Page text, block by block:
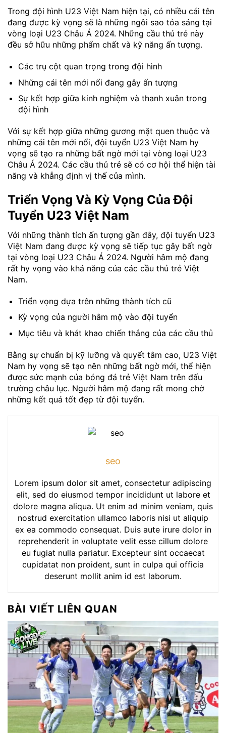
Trong đội hình U23 Việt Nam hiện tại, có nhiều cái tên
đang được kỳ vọng sẽ là những ngôi sao tỏa sáng tại
vòng loại U23 Châu Á 2024. Những cầu thủ trẻ này
đều sở hữu những phẩm chất và kỹ năng ấn tượng.
Các trụ cột quan trọng trong đội hình
Những cái tên mới nổi đang gây ấn tượng
Sự kết hợp giữa kinh nghiệm và thanh xuân trong
đội hình
Với sự kết hợp giữa những gương mặt quen thuộc và
những cái tên mới nổi, đội tuyển U23 Việt Nam hy
vọng sẽ tạo ra những bất ngờ mới tại vòng loại U23
Châu Á 2024. Các cầu thủ trẻ sẽ có cơ hội thể hiện tài
năng và khẳng định vị thế của mình.
Triển Vọng Và Kỳ Vọng Của Đội
Tuyển U23 Việt Nam
Với những thành tích ấn tượng gần đây, đội tuyển U23
Việt Nam đang được kỳ vọng sẽ tiếp tục gây bất ngờ
tại vòng loại U23 Châu Á 2024. Người hâm mộ đang
rất hy vọng vào khả năng của các cầu thủ trẻ Việt
Nam.
Triển vọng dựa trên những thành tích cũ
Kỳ vọng của người hâm mộ vào đội tuyển
Mục tiêu và khát khao chiến thắng của các cầu thủ
Bằng sự chuẩn bị kỹ lưỡng và quyết tâm cao, U23 Việt
Nam hy vọng sẽ tạo nên những bất ngờ mới, thể hiện
được sức mạnh của bóng đá trẻ Việt Nam trên đấu
trường châu lục. Người hâm mộ đang rất mong chờ
những kết quả tốt đẹp từ đội tuyển.
seo
Lorem ipsum dolor sit amet, consectetur adipiscing
elit, sed do eiusmod tempor incididunt ut labore et
dolore magna aliqua. Ut enim ad minim veniam, quis
nostrud exercitation ullamco laboris nisi ut aliquip
ex ea commodo consequat. Duis aute irure dolor in
reprehenderit in voluptate velit esse cillum dolore
eu fugiat nulla pariatur. Excepteur sint occaecat
cupidatat non proident, sunt in culpa qui officia
deserunt mollit anim id est laborum.
BÀI VIẾT LIÊN QUAN